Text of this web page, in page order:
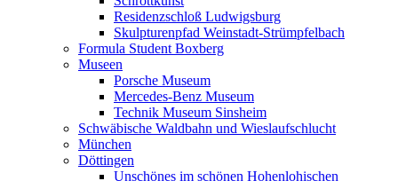
Residenzschloß Ludwigsburg
Skulpturenpfad Weinstadt-Strümpfelbach
Formula Student Boxberg
Museen
Porsche Museum
Mercedes-Benz Museum
Technik Museum Sinsheim
Schwäbische Waldbahn und Wieslaufschlucht
München
Döttingen
Unschönes im schönen Hohenlohischen